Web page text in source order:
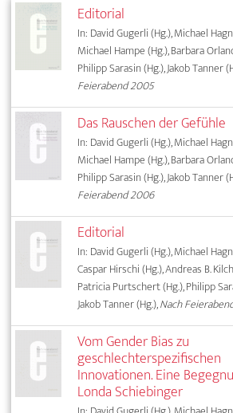
Editorial
In: David Gugerli (Hg.), Michael
Michael Hampe (Hg.), Barbara
Philipp Sarasin (Hg.), Jakob Tanner
Feierabend 2005
Das Rauschen der Gefühle
In: David Gugerli (Hg.), Michael
Michael Hampe (Hg.), Barbara
Philipp Sarasin (Hg.), Jakob Tanner
Feierabend 2006
Editorial
In: David Gugerli (Hg.), Michael
Caspar Hirschi (Hg.), Andreas B.
Patricia Purtschert (Hg.), Philipp
Jakob Tanner (Hg.),Nach
Vom Gender Bias zu
geschlechterspezifischen
Innovationen. Eine
Londa Schiebinger